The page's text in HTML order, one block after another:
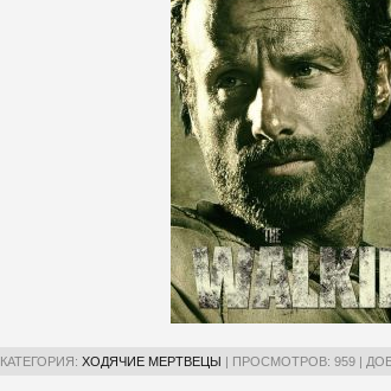
КАТЕГОРИЯ: ХОДЯЧИЕ МЕРТВЕЦЫ | ПРОСМОТРОВ: 959 |